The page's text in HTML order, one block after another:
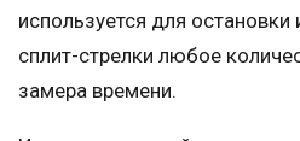
используется для остановки
сплит-стрелки любое
замера времени.